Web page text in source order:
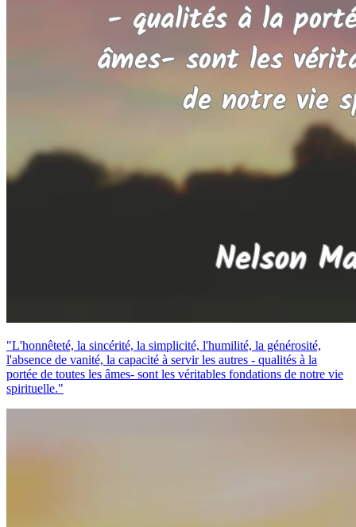
"L'honnêteté, la sincérité, la simplicité, l'humilité, la générosité,
l'absence de vanité, la capacité à servir les autres - qualités à la
portée de toutes les âmes- sont les véritables fondations de notre vie
spirituelle."